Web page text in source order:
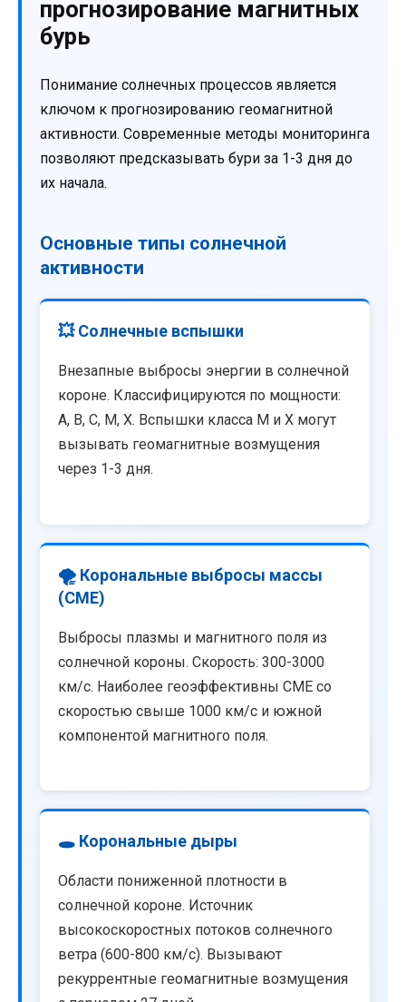
прогнозирование магнитных
бурь
Понимание солнечных процессов является
ключом к прогнозированию геомагнитной
активности. Современные методы мониторинга
позволяют предсказывать бури за 1-3 дня до
их начала.
Основные типы солнечной
активности
💥 Солнечные вспышки
Внезапные выбросы энергии в солнечной
короне. Классифицируются по мощности:
A, B, C, M, X. Вспышки класса M и X могут
вызывать геомагнитные возмущения
через 1-3 дня.
🌪️ Корональные выбросы массы
(CME)
Выбросы плазмы и магнитного поля из
солнечной короны. Скорость: 300-3000
км/с. Наиболее геоэффективны CME со
скоростью свыше 1000 км/с и южной
компонентой магнитного поля.
🕳️ Корональные дыры
Области пониженной плотности в
солнечной короне. Источник
высокоскоростных потоков солнечного
ветра (600-800 км/с). Вызывают
рекуррентные геомагнитные возмущения